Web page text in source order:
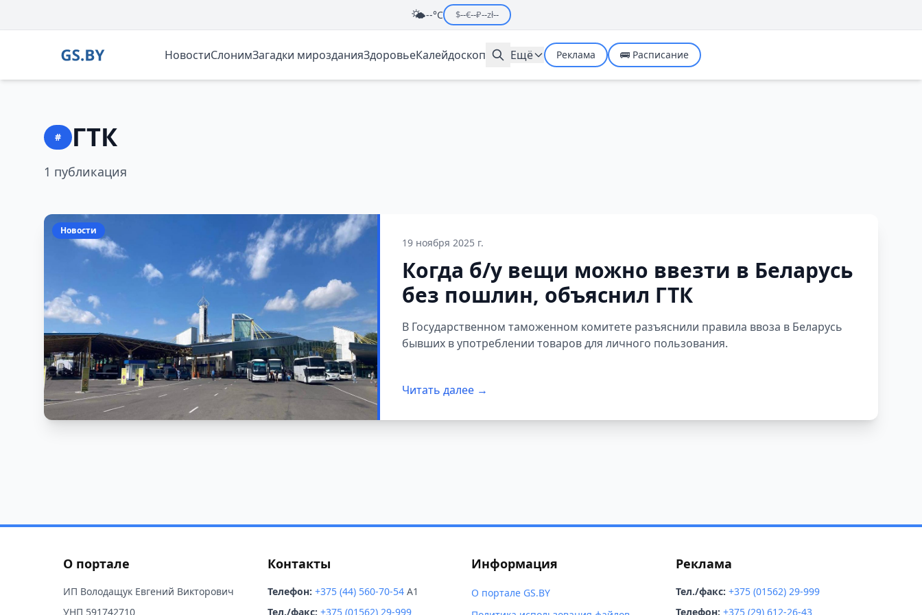
🌤️--°C $--€--₽--zł--
НовостиСлонимЗагадки мирозданияЗдоровьеКалейдоскоп Ещё Реклама 🚌 Расписание
# ГТК
1 публикация
Новости
19 ноября 2025 г.
Когда б/у вещи можно ввезти в Беларусь
без пошлин, объяснил ГТК
В Государственном таможенном комитете разъяснили правила ввоза в Беларусь
бывших в употреблении товаров для личного пользования.
Читать далее →
О портале
ИП Володащук Евгений Викторович
УНП 591742710
Контакты
Телефон: +375 (44) 560-70-54A1
Тел./факс: +375 (01562) 29-999
Информация
О портале GS.BY
Реклама
Тел./факс: +375 (01562) 29-999
Телефон: +375 (29) 612-26-43